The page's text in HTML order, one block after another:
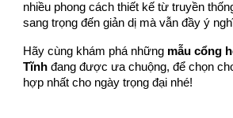
nhiều phong cách thiết kế từ truyền
sang trọng đến giản dị mà vẫn đầy ý
Hãy cùng khám phá những mẫu cổng
Tĩnh đang được ưa chuộng, để chọn
hợp nhất cho ngày trọng đại nhé!